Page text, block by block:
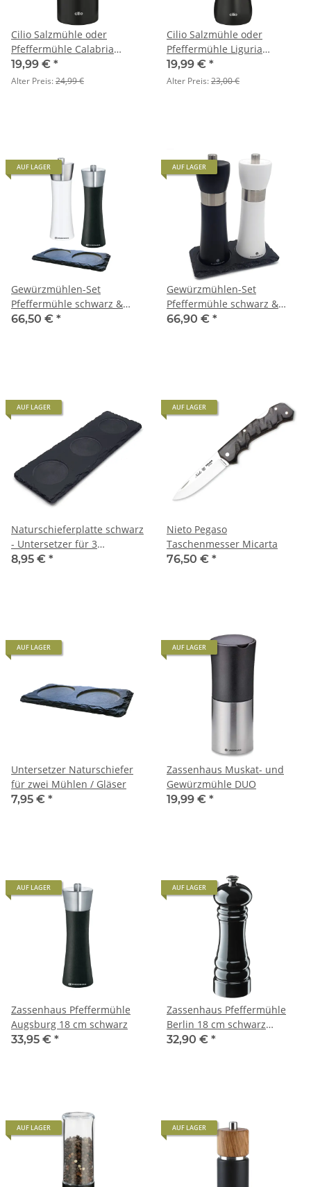
Cilio Salzmühle oder
Pfeffermühle Calabria
schwarz
19,99 € *
Alter Preis:24,99 €
Cilio Salzmühle oder
Pfeffermühle Liguria
schwarz
19,99 € *
Alter Preis:23,00 €
AUF LAGER
Gewürzmühlen-Set
Pfeffermühle schwarz &
Salzmühle weiß Zassenhaus
66,50 € *
AUF LAGER
Gewürzmühlen-Set
Pfeffermühle schwarz &
Salzmühle weiß Zassenhaus
66,90 € *
AUF LAGER
Naturschieferplatte schwarz
- Untersetzer für 3
Mühlen/Gläser
8,95 € *
AUF LAGER
Nieto Pegaso
Taschenmesser Micarta
76,50 € *
AUF LAGER
Untersetzer Naturschiefer
für zwei Mühlen / Gläser
7,95 € *
AUF LAGER
Zassenhaus Muskat- und
Gewürzmühle DUO
19,99 € *
AUF LAGER
Zassenhaus Pfeffermühle
Augsburg 18 cm schwarz
33,95 € *
AUF LAGER
Zassenhaus Pfeffermühle
Berlin 18 cm schwarz
glänzend
32,90 € *
AUF LAGER AUF LAGER